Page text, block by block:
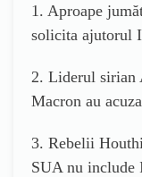
1. Aproape
solicita ajutorul
2. Liderul sirian
Macron au
3. Rebelii
SUA nu include